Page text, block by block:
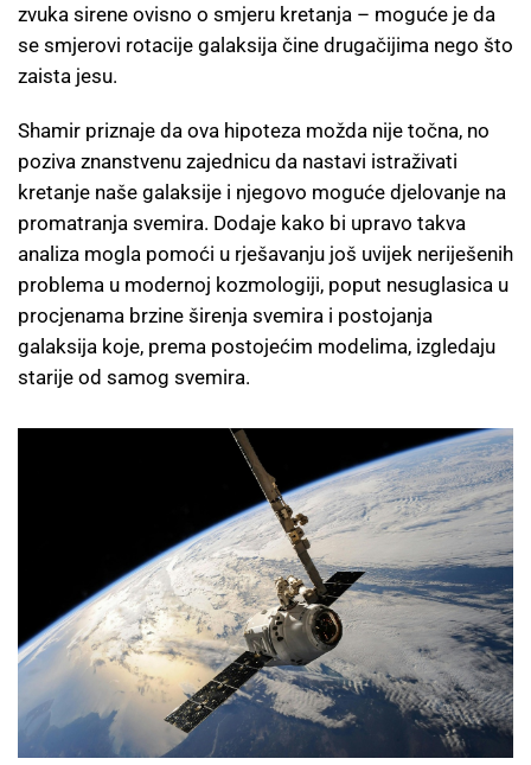
zvuka sirene ovisno o smjeru kretanja – moguće je da
se smjerovi rotacije galaksija čine drugačijima nego što
zaista jesu.
Shamir priznaje da ova hipoteza možda nije točna, no
poziva znanstvenu zajednicu da nastavi istraživati
kretanje naše galaksije i njegovo moguće djelovanje na
promatranja svemira. Dodaje kako bi upravo takva
analiza mogla pomoći u rješavanju još uvijek neriješenih
problema u modernoj kozmologiji, poput nesuglasica u
procjenama brzine širenja svemira i postojanja
galaksija koje, prema postojećim modelima, izgledaju
starije od samog svemira.